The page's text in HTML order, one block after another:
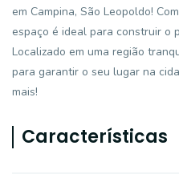
em Campina, São Leopoldo!
espaço é ideal para construir o
Localizado em uma região
para garantir o seu lugar na
mais!
Características